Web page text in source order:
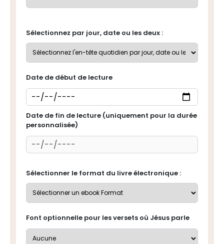
Sélectionnez par jour, date ou les deux :
Date de début de lecture
Date de fin de lecture (uniquement pour la durée
personnalisée)
Sélectionner le format du livre électronique :
Font optionnelle pour les versets où Jésus parle